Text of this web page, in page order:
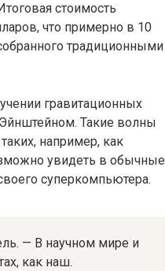
стоимость
что примерно в 10
традиционными
гравитационных
Такие волны
например, как
увидеть в обычные
суперкомпьютера.
— В научном мире и
как наш.